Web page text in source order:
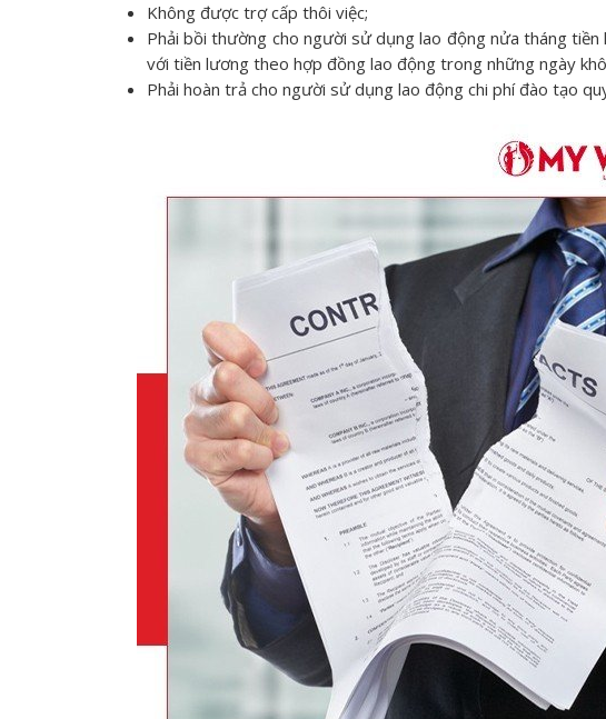
Không được trợ cấp thôi việc;
Phải bồi thường cho người sử dụng lao động nửa tháng
với tiền lương theo hợp đồng lao động trong những ngày
Phải hoàn trả cho người sử dụng lao động chi phí đào tạo